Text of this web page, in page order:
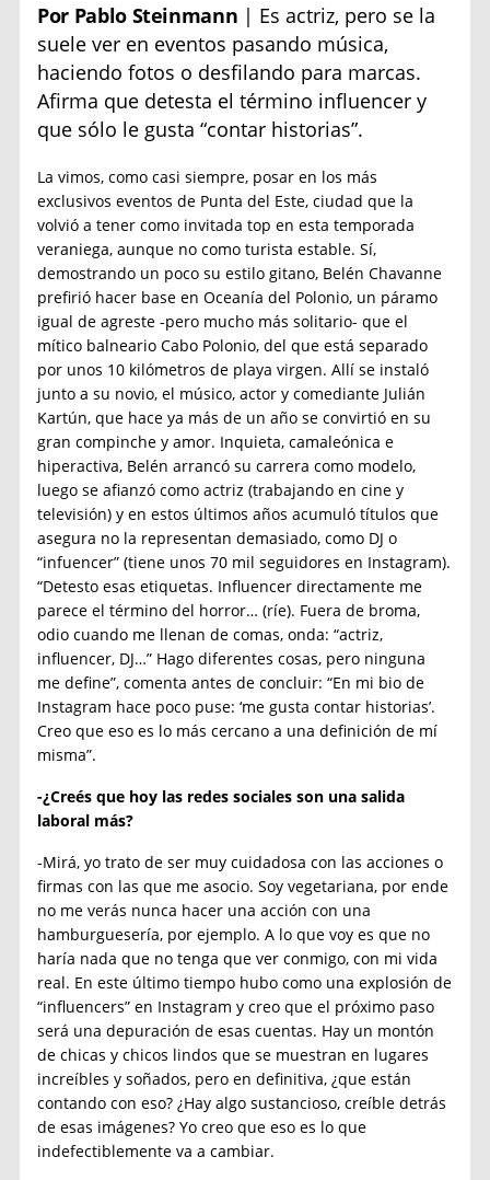
Por Pablo Steinmann | Es actriz, pero se la
suele ver en eventos pasando música,
haciendo fotos o desfilando para marcas.
Afirma que detesta el término influencer y
que sólo le gusta “contar historias”.
La vimos, como casi siempre, posar en los más
exclusivos eventos de Punta del Este, ciudad que la
volvió a tener como invitada top en esta temporada
veraniega, aunque no como turista estable. Sí,
demostrando un poco su estilo gitano, Belén Chavanne
prefirió hacer base en Oceanía del Polonio, un páramo
igual de agreste -pero mucho más solitario- que el
mítico balneario Cabo Polonio, del que está separado
por unos 10 kilómetros de playa virgen. Allí se instaló
junto a su novio, el músico, actor y comediante Julián
Kartún, que hace ya más de un año se convirtió en su
gran compinche y amor. Inquieta, camaleónica e
hiperactiva, Belén arrancó su carrera como modelo,
luego se afianzó como actriz (trabajando en cine y
televisión) y en estos últimos años acumuló títulos que
asegura no la representan demasiado, como DJ o
“infuencer” (tiene unos 70 mil seguidores en Instagram).
“Detesto esas etiquetas. Influencer directamente me
parece el término del horror… (ríe). Fuera de broma,
odio cuando me llenan de comas, onda: “actriz,
influencer, DJ…” Hago diferentes cosas, pero ninguna
me define”, comenta antes de concluir: “En mi bio de
Instagram hace poco puse: ‘me gusta contar historias’.
Creo que eso es lo más cercano a una definición de mí
misma”.
-¿Creés que hoy las redes sociales son una salida
laboral más?
-Mirá, yo trato de ser muy cuidadosa con las acciones o
firmas con las que me asocio. Soy vegetariana, por ende
no me verás nunca hacer una acción con una
hamburguesería, por ejemplo. A lo que voy es que no
haría nada que no tenga que ver conmigo, con mi vida
real. En este último tiempo hubo como una explosión de
“influencers” en Instagram y creo que el próximo paso
será una depuración de esas cuentas. Hay un montón
de chicas y chicos lindos que se muestran en lugares
increíbles y soñados, pero en definitiva, ¿que están
contando con eso? ¿Hay algo sustancioso, creíble detrás
de esas imágenes? Yo creo que eso es lo que
indefectiblemente va a cambiar.